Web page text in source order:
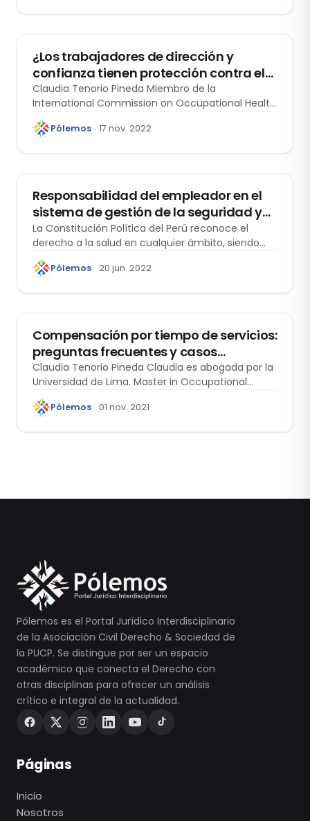
¿Los trabajadores de dirección y
confianza tienen protección contra el
despido?
Claudia Tenorio Pineda Miembro de la
International Commission on Occupational Health
(ICOH), Sociedad Peruana…
Pólemos 17 nov. 2022
Responsabilidad del empleador en el
sistema de gestión de la seguridad y
salud en el trabajo
La Constitución Política del Perú reconoce el
derecho a la salud en cualquier ámbito, siendo
uno de ellos, el ámbito laboral. Así, dentro de la
normativa nacional en materia de Seguridad y
Pólemos 20 jun. 2022
Compensación por tiempo de servicios:
preguntas frecuentes y casos
prácticos. A propósito del próximo
depósito de noviembre 2021
Claudia Tenorio Pineda Claudia es abogada por la
Universidad de Lima. Master in Occupational…
Pólemos 01 nov. 2021
Pólemos es el Portal Jurídico Interdisciplinario
de la Asociación Civil Derecho & Sociedad de
la PUCP. Se distingue por ser un espacio
académico que conecta el Derecho con
otras disciplinas para ofrecer un análisis
crítico e integral de la actualidad.
Páginas
Inicio
Nosotros